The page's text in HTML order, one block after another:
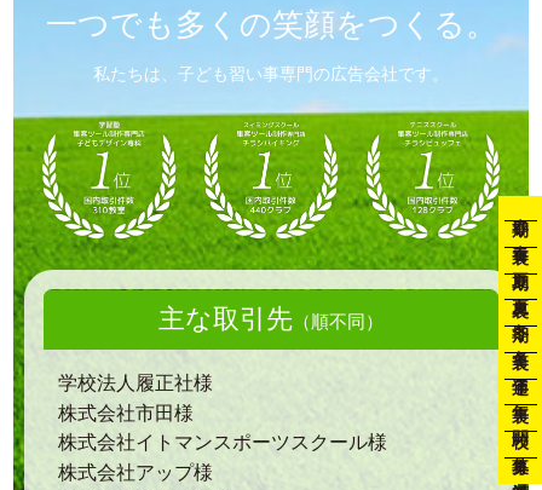
一つでも 多くの笑顔をつくる。
私たちは、子ども習い事専門の広告会社です。
主な取引先 （順不同）
学校法人履正社様
株式会社市田様
株式会社イトマンスポーツスクール様
株式会社アップ様
春裏
夏期
冬期
冬裏
通年
年裏
開校
募集
対策